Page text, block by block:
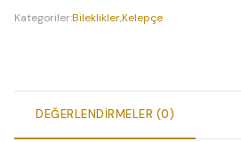
₺299,00.
Kategoriler:Bileklikler,Kelepçe
DEĞERLENDIRMELER (0)